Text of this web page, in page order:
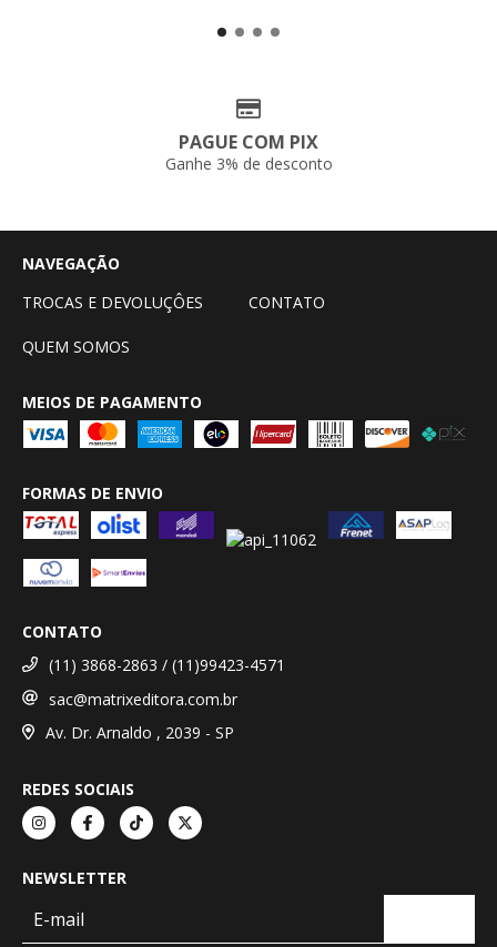
PAGUE COM PIX
Ganhe 3% de desconto
NAVEGAÇÃO
TROCAS E DEVOLUÇÔES
CONTATO
QUEM SOMOS
MEIOS DE PAGAMENTO
FORMAS DE ENVIO
CONTATO
(11) 3868-2863 / (11)99423-4571
sac@matrixeditora.com.br
Av. Dr. Arnaldo , 2039 - SP
REDES SOCIAIS
NEWSLETTER